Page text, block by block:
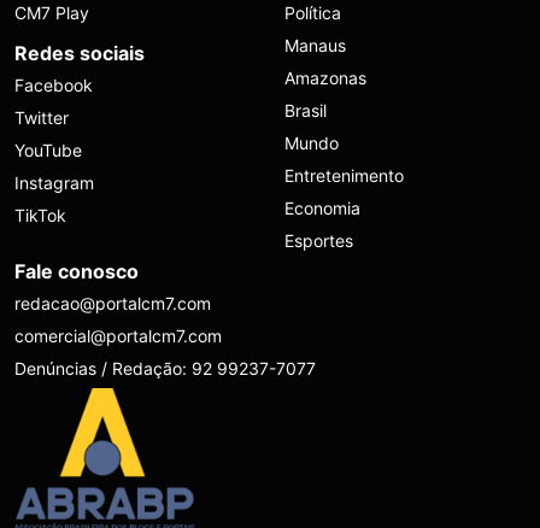
CM7 Play
Redes sociais
Facebook
Twitter
YouTube
Instagram
TikTok
Política
Manaus
Amazonas
Brasil
Mundo
Entretenimento
Economia
Esportes
Fale conosco
redacao@portalcm7.com
comercial@portalcm7.com
Denúncias / Redação: 92 99237-7077